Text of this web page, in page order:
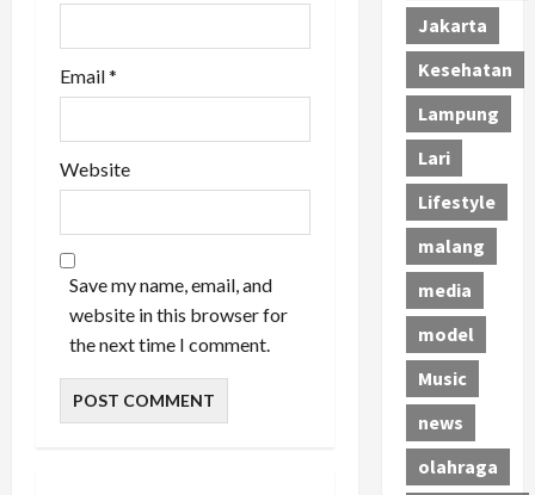
Email*
Website
Save my name, email, and
website in this browser for
the next time I comment.
Jakarta
Kesehatan
Lampung
Lari
Lifestyle
malang
media
model
Music
news
olahraga